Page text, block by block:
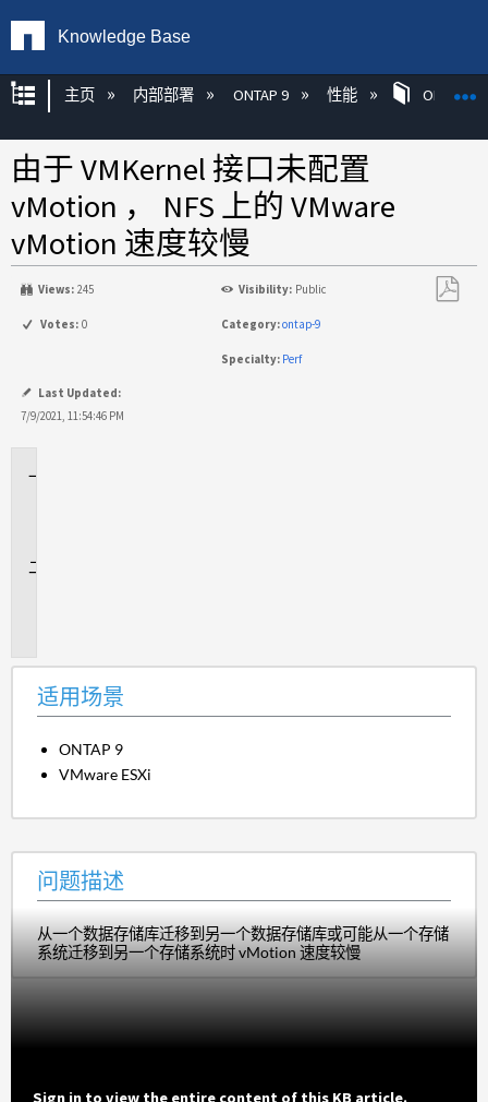
Knowledge Base
扩展/隐缩全局层次
主页 内部部署 ONTAP 9 性能 ONTAP
由于 VMKernel 接口未配置
vMotion ， NFS 上的 VMware
vMotion 速度较慢
Views: 245 Visibility: Public
Votes: 0 Category:ontap-9
Specialty: Perf
Last Updated:
7/9/2021, 11:54:46 PM
适用场景
ONTAP 9
VMware ESXi
问题描述
从一个数据存储库迁移到另一个数据存储库或可能从一个存储
系统迁移到另一个存储系统时 vMotion 速度较慢
Sign in to view the entire content of this KB article.